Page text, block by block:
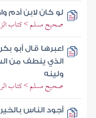
لو كان لابن آدم
صحيح مسلم > كتاب
اعبرها قال أبو
الذي ينطف من
ولينه
صحيح مسلم > كتاب
أجود الناس